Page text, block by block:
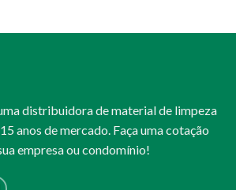
distribuidora de material de limpeza
anos de mercado. Faça uma cotação
empresa ou condomínio!